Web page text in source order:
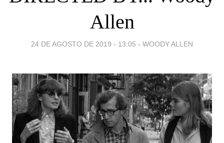
Allen
24 DE AGOSTO DE 2019 - 13:05 - WOODY ALLEN